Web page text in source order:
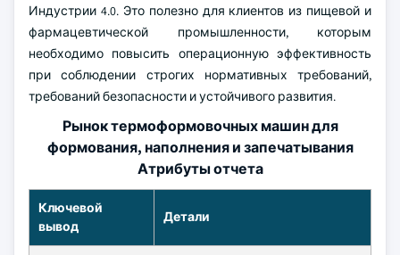
Индустрии 4.0. Это полезно для клиентов из пищевой и
фармацевтической промышленности, которым
необходимо повысить операционную эффективность
при соблюдении строгих нормативных требований,
требований безопасности и устойчивого развития.
Рынок термоформовочных машин для
формования, наполнения и запечатывания
Атрибуты отчета
Ключевой
вывод
Детали